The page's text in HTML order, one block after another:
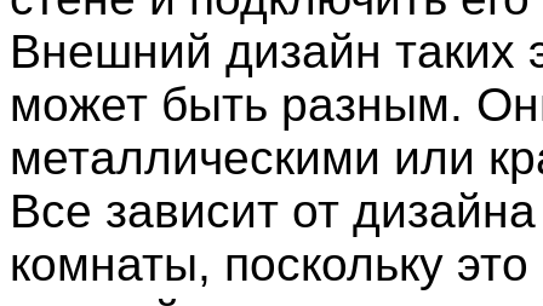
Внешний дизайн таких
может быть разным.
металлическими или
Все зависит от
комнаты, поскольку